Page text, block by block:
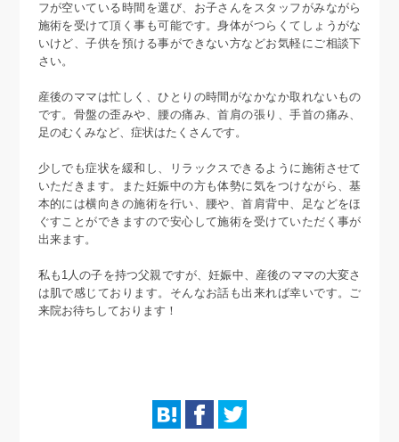
フが空いている時間を選び、お子さんをスタッフがみながら
施術を受けて頂く事も可能です。身体がつらくてしょうがな
いけど、子供を預ける事ができない方などお気軽にご相談下
さい。
産後のママは忙しく、ひとりの時間がなかなか取れないもの
です。骨盤の歪みや、腰の痛み、首肩の張り、手首の痛み、
足のむくみなど、症状はたくさんです。
少しでも症状を緩和し、リラックスできるように施術させて
いただきます。また妊娠中の方も体勢に気をつけながら、基
本的には横向きの施術を行い、腰や、首肩背中、足などをほ
ぐすことができますので安心して施術を受けていただく事が
出来ます。
私も1人の子を持つ父親ですが、妊娠中、産後のママの大変さ
は肌で感じております。そんなお話も出来れば幸いです。ご
来院お待ちしております！